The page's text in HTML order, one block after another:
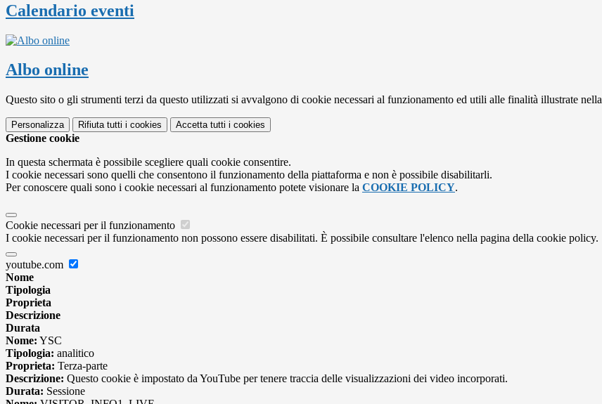
Calendario eventi
Albo online
Questo sito o gli strumenti terzi da questo utilizzati si avvalgono di cookie necessari al funzionamento ed utili alle finalità illustrate nella
Personalizza Rifiuta tutti i cookies Accetta tutti i cookies
Gestione cookie
In questa schermata è possibile scegliere quali cookie consentire.
I cookie necessari sono quelli che consentono il funzionamento della piattaforma e non è possibile disabilitarli.
Per conoscere quali sono i cookie necessari al funzionamento potete visionare la COOKIE POLICY.
Cookie necessari per il funzionamento
I cookie necessari per il funzionamento non possono essere disabilitati. È possibile consultare l'elenco nella pagina della cookie policy.
youtube.com
Nome
Tipologia
Proprieta
Descrizione
Durata
Nome: YSC
Tipologia: analitico
Proprieta: Terza-parte
Descrizione: Questo cookie è impostato da YouTube per tenere traccia delle visualizzazioni dei video incorporati.
Durata: Sessione